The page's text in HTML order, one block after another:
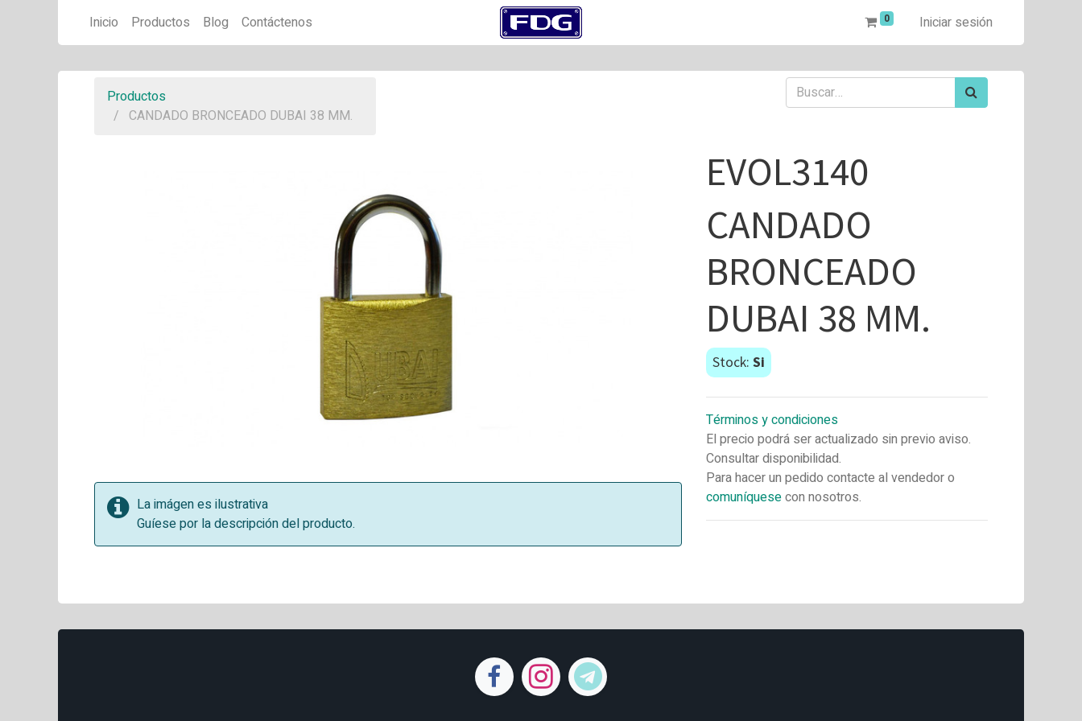
Inicio Productos Blog Contáctenos 0 Iniciar sesión
Productos
CANDADO BRONCEADO DUBAI 38 MM.
La imágen es ilustrativa
Guíese por la descripción del producto.
EVOL3140
CANDADO
BRONCEADO
DUBAI 38 MM.
Stock: Si
Términos y condiciones
El precio podrá ser actualizado sin previo aviso.
Consultar disponibilidad.
Para hacer un pedido contacte al vendedor o
comuníquesecon nosotros.